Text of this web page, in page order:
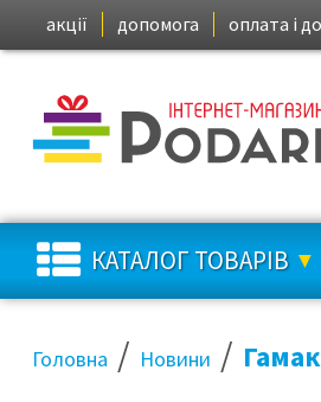
акції допомога оплата і
КАТАЛОГ ТОВАРІВ
Головна / Новини /